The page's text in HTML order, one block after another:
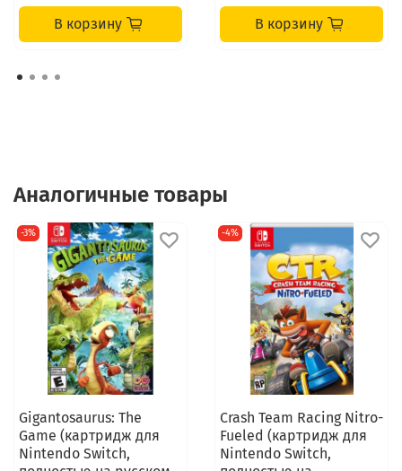
В корзину В корзину
Аналогичные товары
-3%
Gigantosaurus: The
Game (картридж для
Nintendo Switch,
-4%
Crash Team Racing Nitro-
Fueled (картридж для
Nintendo Switch,